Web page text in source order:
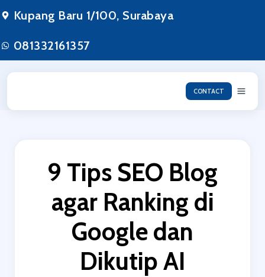
ke
konten
Kupang Baru 1/100, Surabaya
081332161357
CONTACT
9 Tips SEO Blog
agar Ranking di
Google dan
Dikutip AI